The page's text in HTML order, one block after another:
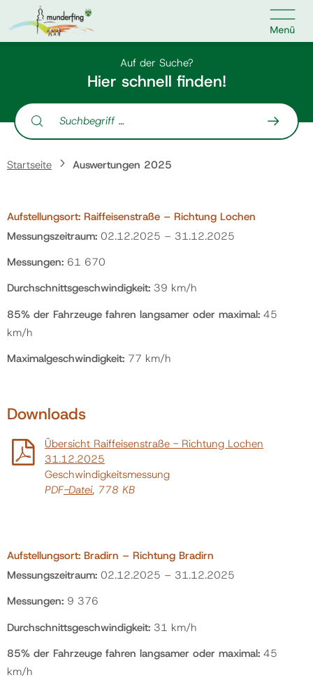
Kontakt 
Suche nach:
Home
Ihr Anliegen
Veranstaltungen
Jobs
Politik
Kontakt
Auf der Suche?
Hier schnell finden!
Suche nach:
Startseite Auswertungen 2025
Aufstellungsort: Raiffeisenstraße – Richtung Lochen
Messungszeitraum: 02.12.2025 – 31.12.2025
Messungen: 61 670
Durchschnittsgeschwindigkeit: 39 km/h
85% der Fahrzeuge fahren langsamer oder maximal: 45
km/h
Maximalgeschwindigkeit: 77 km/h
Downloads
Übersicht Raiffeisenstraße - Richtung Lochen
31.12.2025
Geschwindigkeitsmessung
PDF-Datei, 778 KB
Aufstellungsort: Bradirn – Richtung Bradirn
Messungszeitraum: 02.12.2025 – 31.12.2025
Messungen: 9 376
Durchschnittsgeschwindigkeit: 31 km/h
85% der Fahrzeuge fahren langsamer oder maximal: 45
km/h